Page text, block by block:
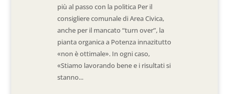
più al passo con la politica Per il
consigliere comunale di Area Civica,
anche per il mancato “turn over”, la
pianta organica a Potenza innazitutto
«non è ottimale». In ogni caso,
«Stiamo lavorando bene e i risultati si
stanno...